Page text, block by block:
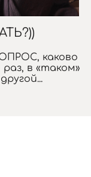
каково
в «таком»